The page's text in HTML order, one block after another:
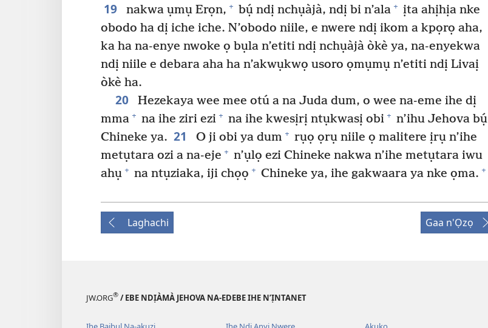
19 nakwa ụmụ Erọn, + bụ́ ndị nchụàjà, ndị bi n’ala + ịta ahịhịa nke
obodo ha dị iche iche. N’obodo niile, e nwere ndị ikom a kpọrọ aha,
ka ha na-enye nwoke ọ bụla n’etiti ndị nchụàjà òkè ya, na-enyekwa
ndị niile e debara aha ha n’akwụkwọ usoro ọmụmụ n’etiti ndị Livaị
òkè ha.
20
Hezekaya wee mee otú a na Juda dum, o wee na-eme ihe dị
mma + na ihe ziri ezi + na ihe kwesịrị ntụkwasị obi + n’ihu Jehova bụ́
Chineke ya. 21 O ji obi ya dum + rụọ ọrụ niile ọ malitere ịrụ n’ihe
metụtara ozi a na-eje + n’ụlọ ezi Chineke nakwa n’ihe metụtara iwu
ahụ + na ntụziaka, iji chọọ + Chineke ya, ihe gakwaara ya nke ọma. +
Laghachi Gaa n'Ọzọ
JW.ORG® / EBE NDỊÀMÀ JEHOVA NA-EDEBE IHE N’ỊNTANET